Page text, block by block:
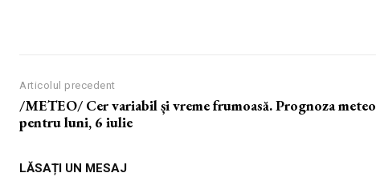
Articolul precedent
/METEO/ Cer variabil și vreme frumoasă. Prognoza meteo
pentru luni, 6 iulie
LĂSAȚI UN MESAJ